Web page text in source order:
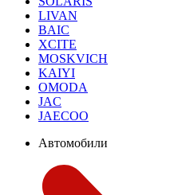
LIVAN
BAIC
XCITE
MOSKVICH
KAIYI
OMODA
JAC
JAECOO
Автомобили